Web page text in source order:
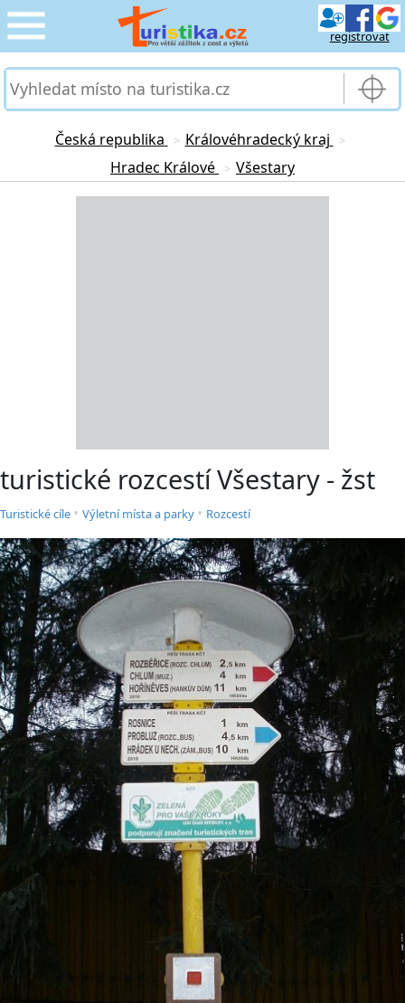
registrovat
CESTOVÁNÍ
SLUŽBY & DOPRAVA
PRO TURISTY ›
Česká republika > Královéhradecký kraj >
Hradec Králové > Všestary
turistické rozcestí Všestary - žst
Turistické cíle • Výletní místa a parky • Rozcestí